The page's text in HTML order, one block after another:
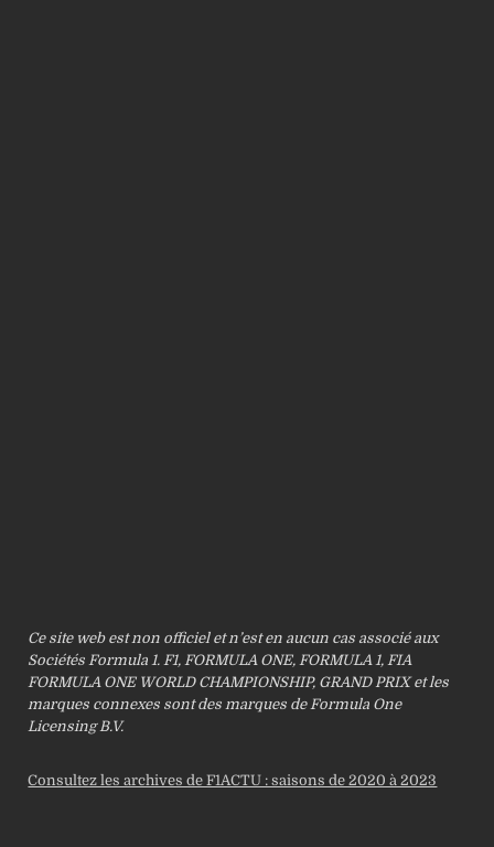
Ce site web est non officiel et n’est en aucun cas associé aux
Sociétés Formula 1. F1, FORMULA ONE, FORMULA 1, FIA
FORMULA ONE WORLD CHAMPIONSHIP, GRAND PRIX et les
marques connexes sont des marques de Formula One
Licensing B.V.
Consultez les archives de F1ACTU : saisons de 2020 à 2023